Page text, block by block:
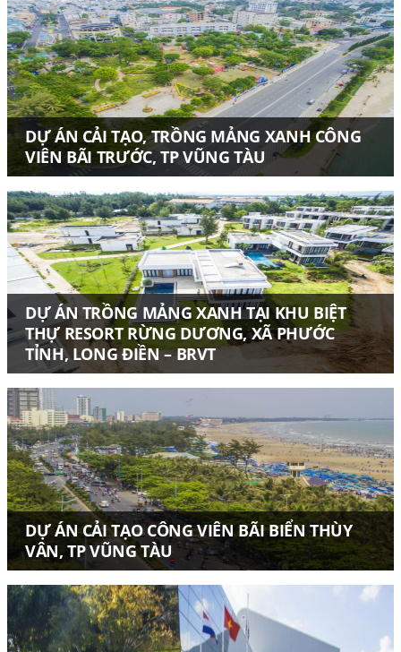
DỰ ÁN CẢI TẠO, TRỒNG MẢNG XANH CÔNG
VIÊN BÃI TRƯỚC, TP VŨNG TÀU
DỰ ÁN TRỒNG MẢNG XANH TẠI KHU BIỆT
THỰ RESORT RỪNG DƯƠNG, XÃ PHƯỚC
TỈNH, LONG ĐIỀN – BRVT
DỰ ÁN CẢI TẠO CÔNG VIÊN BÃI BIỂN THÙY
VÂN, TP VŨNG TÀU